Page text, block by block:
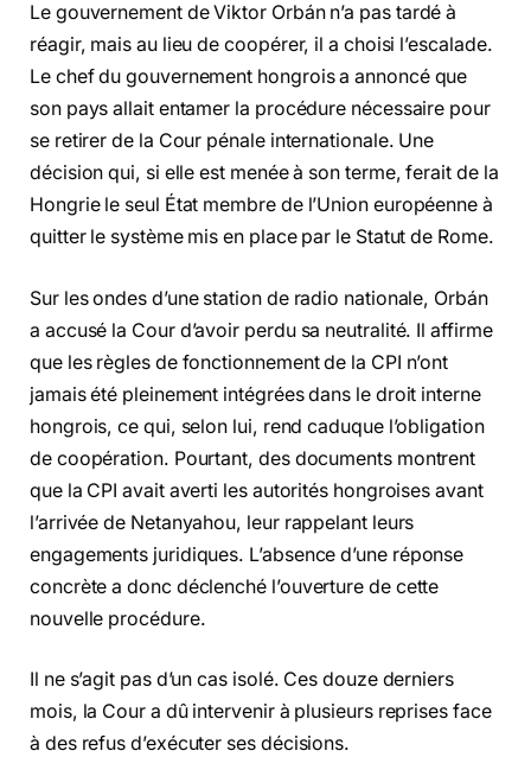
Le gouvernement de Viktor Orbán n’a pas tardé à
réagir, mais au lieu de coopérer, il a choisi l’escalade.
Le chef du gouvernement hongrois a annoncé que
son pays allait entamer la procédure nécessaire pour
se retirer de la Cour pénale internationale. Une
décision qui, si elle est menée à son terme, ferait de la
Hongrie le seul État membre de l’Union européenne à
quitter le système mis en place par le Statut de Rome.
Sur les ondes d’une station de radio nationale, Orbán
a accusé la Cour d’avoir perdu sa neutralité. Il affirme
que les règles de fonctionnement de la CPI n’ont
jamais été pleinement intégrées dans le droit interne
hongrois, ce qui, selon lui, rend caduque l’obligation
de coopération. Pourtant, des documents montrent
que la CPI avait averti les autorités hongroises avant
l’arrivée de Netanyahou, leur rappelant leurs
engagements juridiques. L’absence d’une réponse
concrète a donc déclenché l’ouverture de cette
nouvelle procédure.
Il ne s’agit pas d’un cas isolé. Ces douze derniers
mois, la Cour a dû intervenir à plusieurs reprises face
à des refus d’exécuter ses décisions.